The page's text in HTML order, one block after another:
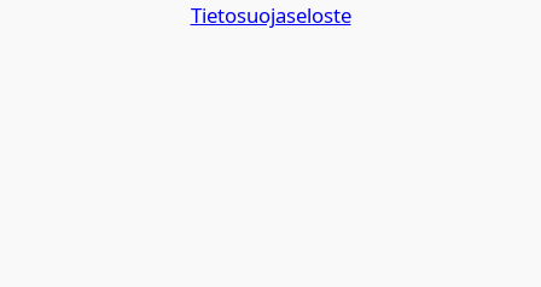
Tietosuojaseloste